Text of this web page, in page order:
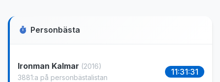
Personbästa
Ironman Kalmar (2016)
3881:a på personbästalistan
11:31:31